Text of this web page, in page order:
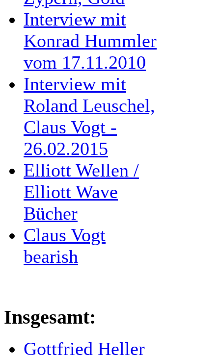
Interview mit
Konrad Hummler
vom 17.11.2010
Interview mit
Roland Leuschel,
Claus Vogt -
26.02.2015
Elliott Wellen /
Elliott Wave
Bücher
Claus Vogt
bearish
Insgesamt:
Gottfried Heller